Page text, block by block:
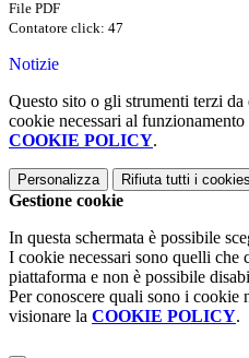
File PDF
Contatore click: 47
Notizie
Questo sito o gli strumenti terzi
cookie necessari al
COOKIE POLICY.
Personalizza Rifiuta tutti i cookies
Gestione cookie
In questa schermata è possibile
I cookie necessari sono quelli che
piattaforma e non è possibile
Per conoscere quali sono i cookie
visionare la COOKIE POLICY.